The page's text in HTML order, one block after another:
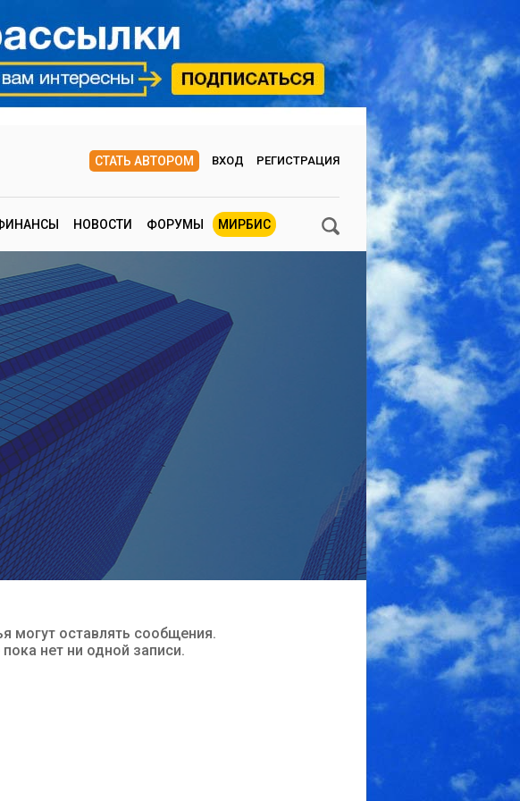
СТАТЬ АВТОРОМ ВХОД РЕГИСТРАЦИЯ
НОВОСТИ ФОРУМЫ МИРБИС
могут оставлять сообщения.
пока нет ни одной записи.